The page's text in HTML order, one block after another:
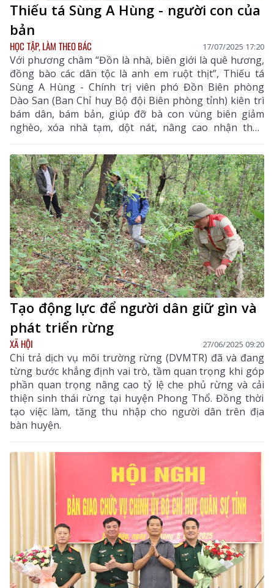
Thiếu tá Sùng A Hùng - người con của
bản
HỌC TẬP, LÀM THEO BÁC 17/07/2025 17:20
Với phương châm “Đồn là nhà, biên giới là quê hương,
đồng bào các dân tộc là anh em ruột thịt”, Thiếu tá
Sùng A Hùng - Chính trị viên phó Đồn Biên phòng
Dào San (Ban Chỉ huy Bộ đội Biên phòng tỉnh) kiên trì
bám dân, bám bản, giúp đỡ bà con vùng biên giảm
nghèo, xóa nhà tạm, dột nát, nâng cao nhận thức
pháp luật. Thiếu tá Sùng A Hùng được bà con trong xã
tin yêu, cảm phục mỗi khi nhắc đến.
Tạo động lực để người dân giữ gìn và
phát triển rừng
XÃ HỘI 27/06/2025 09:20
Chi trả dịch vụ môi trường rừng (DVMTR) đã và đang
từng bước khẳng định vai trò, tầm quan trọng khi góp
phần quan trọng nâng cao tỷ lệ che phủ rừng và cải
thiện sinh thái rừng tại huyện Phong Thổ. Đồng thời
tạo việc làm, tăng thu nhập cho người dân trên địa
bàn huyện.